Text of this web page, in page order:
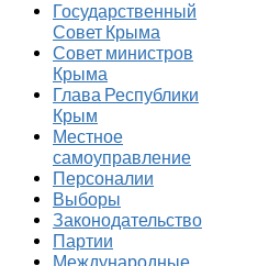
Государственный
Совет Крыма
Совет министров
Крыма
Глава Республики
Крым
Местное
самоуправление
Персоналии
Выборы
Законодательство
Партии
Международные